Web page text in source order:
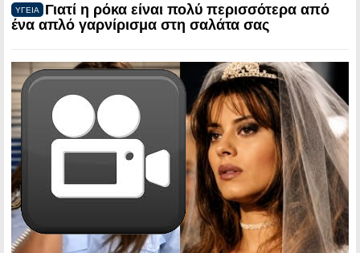
ΥΓΕΙΑ
Γιατί η ρόκα είναι πολύ περισσότερα από
ένα απλό γαρνίρισμα στη σαλάτα σας